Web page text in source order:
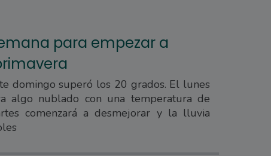
para empezar a
domingo superó los 20 grados. El lunes
algo nublado con una temperatura de
comenzará a desmejorar y la lluvia